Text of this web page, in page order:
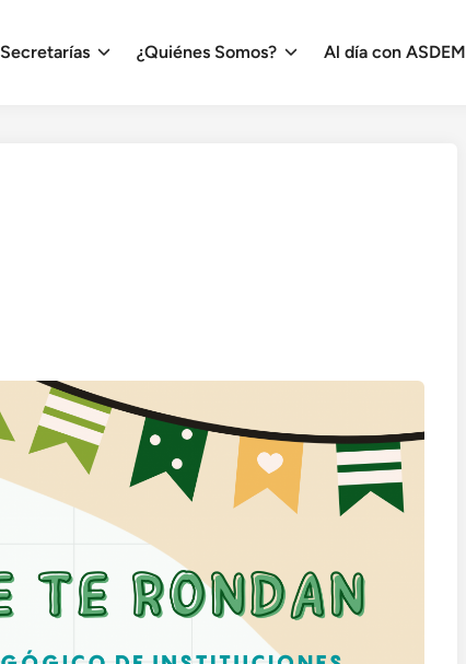
Secretarías ¿Quiénes Somos? Al día con ASDEM